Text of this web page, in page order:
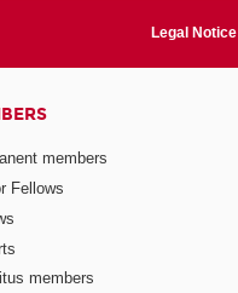
Legal Notice
members
Fellows
members